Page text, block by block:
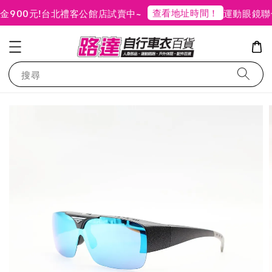
900元!台北禮客公館店試賣中~ 查看地址時間！ 運動眼鏡聯
搜尋